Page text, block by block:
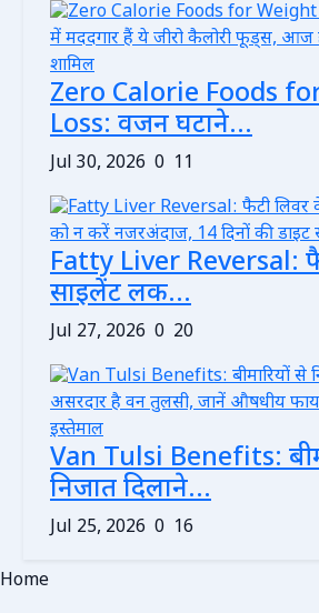
Zero Calorie Foods
Loss: वजन घटाने...
Jul 30, 2026 0 11
Fatty Liver Reversal:
साइलेंट लक...
Jul 27, 2026 0 20
Van Tulsi Benefits:
निजात दिलाने...
Jul 25, 2026 0 16
Home